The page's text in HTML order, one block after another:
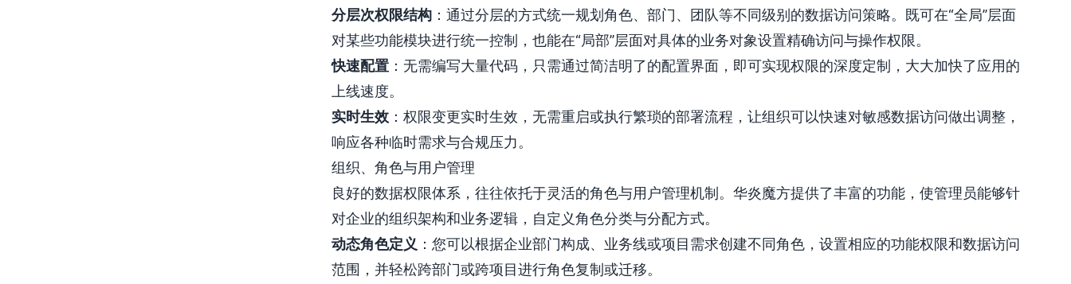
分层次权限结构 ：通过分层的方式统一规划角色、部门、团队等不同级别的数据访问策略。既可在“全局”层面
对某些功能模块进行统一控制，也能在“局部”层面对具体的业务对象设置精确访问与操作权限。
快速配置 ：无需编写大量代码，只需通过简洁明了的配置界面，即可实现权限的深度定制，大大加快了应用的
上线速度。
实时生效 ：权限变更实时生效，无需重启或执行繁琐的部署流程，让组织可以快速对敏感数据访问做出调整，
响应各种临时需求与合规压力。
组织、角色与用户管理
良好的数据权限体系，往往依托于灵活的角色与用户管理机制。华炎魔方提供了丰富的功能，使管理员能够针
对企业的组织架构和业务逻辑，自定义角色分类与分配方式。
动态角色定义 ：您可以根据企业部门构成、业务线或项目需求创建不同角色，设置相应的功能权限和数据访问
范围，并轻松跨部门或跨项目进行角色复制或迁移。